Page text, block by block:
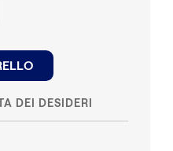
DEI DESIDERI